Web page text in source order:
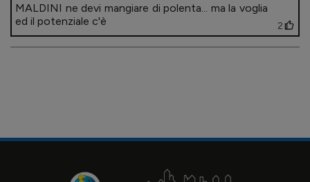
MALDINI ne devi mangiare di polenta... ma la voglia
ed il potenziale c'è
2